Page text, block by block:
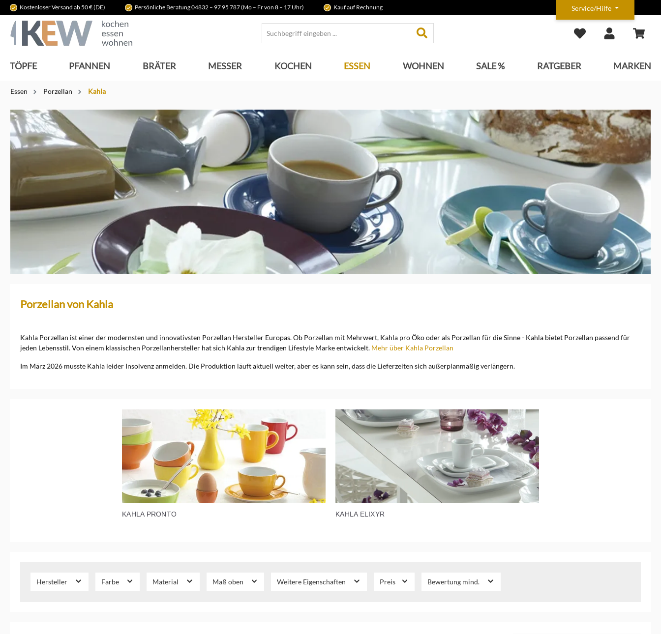
Zur Hauptnavigation springen
Kostenloser Versand ab 50 € (DE) Persönliche Beratung 04832 – 97 95 787 (Mo – Fr von 8 – 17 Uhr) Kauf auf Rechnung Service/Hilfe
TÖPFE PFANNEN BRÄTER MESSER KOCHEN ESSEN WOHNEN SALE % RATGEBER MARKEN
Essen Porzellan Kahla
Porzellan von Kahla
Kahla Porzellan ist einer der modernsten und innovativsten Porzellan Hersteller Europas. Ob Porzellan mit Mehrwert, Kahla pro Öko oder als Porzellan für die Sinne - Kahla bietet Porzellan passend für
jeden Lebensstil. Von einem klassischen Porzellanhersteller hat sich Kahla zur trendigen Lifestyle Marke entwickelt. Mehr über Kahla Porzellan
Im März 2026 musste Kahla leider Insolvenz anmelden. Die Produktion läuft aktuell weiter, aber es kann sein, dass die Lieferzeiten sich außerplanmäßig verlängern.
KAHLA PRONTO KAHLA ELIXYR
Hersteller Farbe Material Maß oben Weitere Eigenschaften Preis Bewertung mind.